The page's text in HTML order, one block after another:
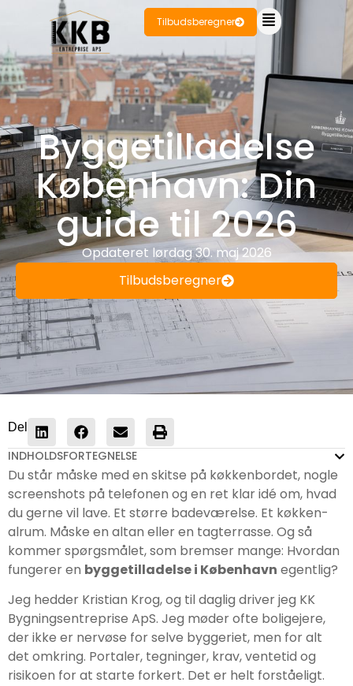
Tilbudsberegner
Byggetilladelse
København: Din
guide til 2026
Opdateret lørdag 30. maj 2026
Tilbudsberegner
Del
INDHOLDSFORTEGNELSE
Du står måske med en skitse på køkkenbordet, nogle
screenshots på telefonen og en ret klar idé om, hvad
du gerne vil lave. Et større badeværelse. Et køkken-
alrum. Måske en altan eller en tagterrasse. Og så
kommer spørgsmålet, som bremser mange: Hvordan
fungerer en byggetilladelse i København egentlig?
Jeg hedder Kristian Krog, og til daglig driver jeg KK
Bygningsentreprise ApS. Jeg møder ofte boligejere,
der ikke er nervøse for selve byggeriet, men for alt
det omkring. Portaler, tegninger, krav, ventetid og
risikoen for at starte forkert. Det er helt forståeligt.